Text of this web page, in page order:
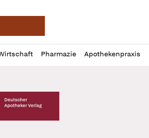
Pharmazie Apothekenpraxis
Apotheker Verlag Logo